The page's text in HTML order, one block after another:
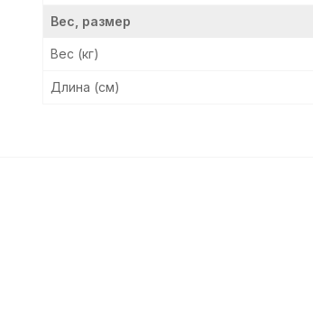
Вес, размер
Вес (кг)
Длина (см)